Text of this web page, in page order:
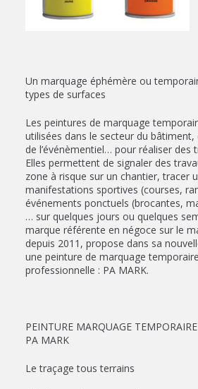
Un marquage éphémère ou
types de surfaces
Les peintures de marquage
utilisées dans le secteur du bâtiment,
de l’événèmentiel… pour réaliser des
Elles permettent de signaler des
zone à risque sur un chantier, tracer
manifestations sportives (courses,
événements ponctuels (brocantes,
… sur quelques jours ou quelques
marque référente en négoce sur le
depuis 2011, propose dans sa
une peinture de marquage
professionnelle : PA MARK.
PEINTURE MARQUAGE TEMPORAIRE
PA MARK
Le traçage tous terrains